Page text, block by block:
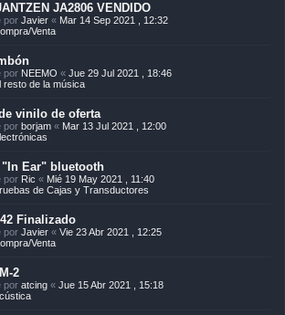
JA2806 VENDIDO
por Javier « Mar 14 Sep 2021 , 12:32
Venta
por NEEMO « Jue 29 Jul 2021 , 18:46
resto de la música
vinilo de oferta
por borjam « Mar 13 Jul 2021 , 12:00
Ear" bluetooth
por Ric « Mié 19 May 2021 , 11:40
de Cajas y Transductores
Finalizado
por Javier « Vie 23 Abr 2021 , 12:25
Venta
2
por atcing « Jue 15 Abr 2021 , 15:18